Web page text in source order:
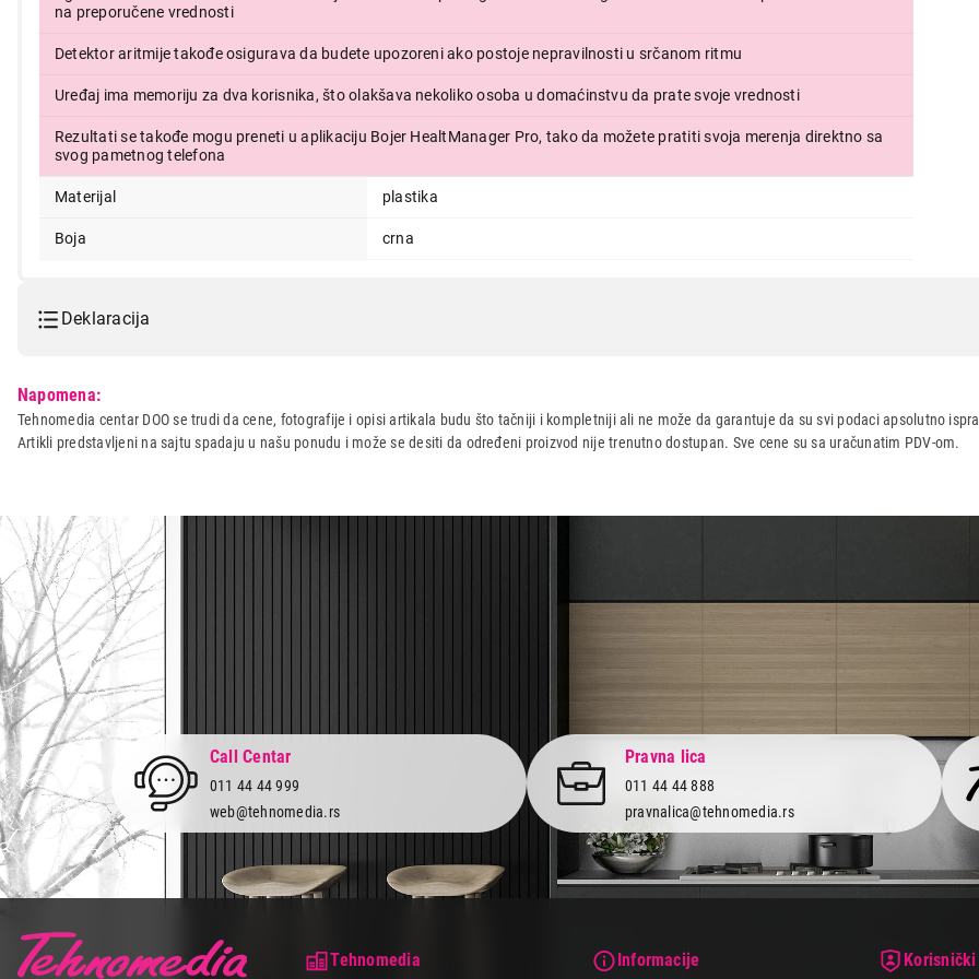
na preporučene vrednosti
Detektor aritmije takođe osigurava da budete upozoreni ako postoje nepravilnosti u srčanom ritmu
Uređaj ima memoriju za dva korisnika, što olakšava nekoliko osoba u domaćinstvu da prate svoje vrednosti
Rezultati se takođe mogu preneti u aplikaciju Bojer HealtManager Pro, tako da možete pratiti svoja merenja direktno sa
svog pametnog telefona
Materijal plastika
Boja crna
Deklaracija
Naziv i vrsta robe:
MEDICINSKI APARAT
Uvoznik:
RAPID a.d.
Napomena:
Tehnomedia centar DOO se trudi da cene, fotografije i opisi artikala budu što tačniji i kompletniji ali ne može da garantuje da su svi podaci apsolutno
Artikli predstavljeni na sajtu spadaju u našu ponudu i može se desiti da određeni proizvod nije trenutno dostupan. Sve cene su sa uračunatim PDV-om.
Nastavi kupovinu
Call Centar
011 44 44 999
web@tehnomedia.rs
Pravna lica
011 44 44 888
pravnalica@tehnomedia.rs
Tehnomedia Informacije